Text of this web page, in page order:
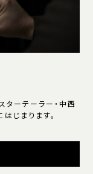
ーテーラー・中西
じまります。